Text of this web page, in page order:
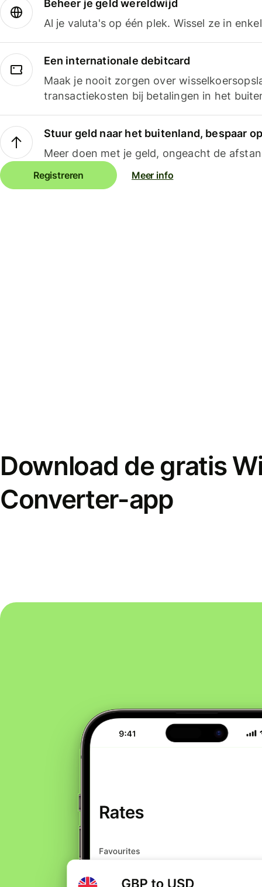
Beheer je geld wereldwijd
Al je valuta's op één plek. Wissel ze in
Een internationale debitcard
Maak je nooit zorgen over
transactiekosten bij betalingen in het
Stuur geld naar het buitenland, bespaar
Meer doen met je geld, ongeacht de
Registreren Meer info
Download de gratis
Converter-app